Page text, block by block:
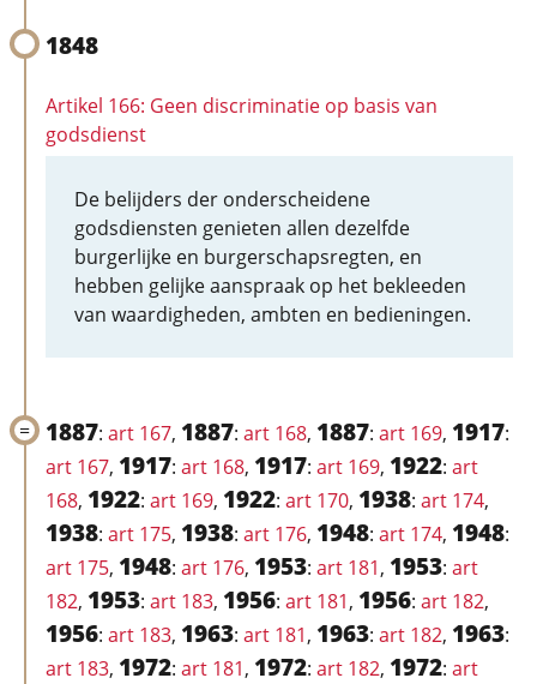
1848
Artikel 166: Geen discriminatie op basis van
godsdienst
De belijders der onderscheidene
godsdiensten genieten allen dezelfde
burgerlijke en burgerschapsregten, en
hebben gelijke aanspraak op het bekleeden
van waardigheden, ambten en bedieningen.
1887: art 167, 1887: art 168, 1887: art 169, 1917:
art 167, 1917: art 168, 1917: art 169, 1922: art
168, 1922: art 169, 1922: art 170, 1938: art 174,
1938: art 175, 1938: art 176, 1948: art 174, 1948:
art 175, 1948: art 176, 1953: art 181, 1953: art
182, 1953: art 183, 1956: art 181, 1956: art 182,
1956: art 183, 1963: art 181, 1963: art 182, 1963:
art 183, 1972: art 181, 1972: art 182, 1972: art